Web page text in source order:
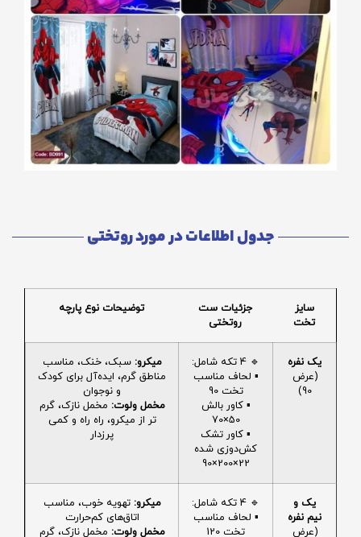
جدول اطلاعات در مورد روتختی
سایز
تخت
جزئیات ست
روتختی
توضیحات نوع پارچه
یک نفره
(عرض
90)
🔹 4 تکه شامل:
▪️ لحاف مناسب
تخت 90
▪️ کاور بالش
50×70
▪️ کاور تشک
کش‌دوزی شده
22×200×90
میکرو: سبک، خنک، مناسب
مناطق گرم، ایده‌آل برای کودک
و نوجوان
مخمل ولوت: مخمل نازک، گرم
تر از میکرو، راه راه و کمی
پرزدار
یک و
نیم نفره
(عرض
🔹 4 تکه شامل:
▪️ لحاف مناسب
تخت 120
میکرو: تهویه خوب، مناسب
اتاق‌های کم‌حرارت
مخمل ولوت: مخمل نازک، گرم